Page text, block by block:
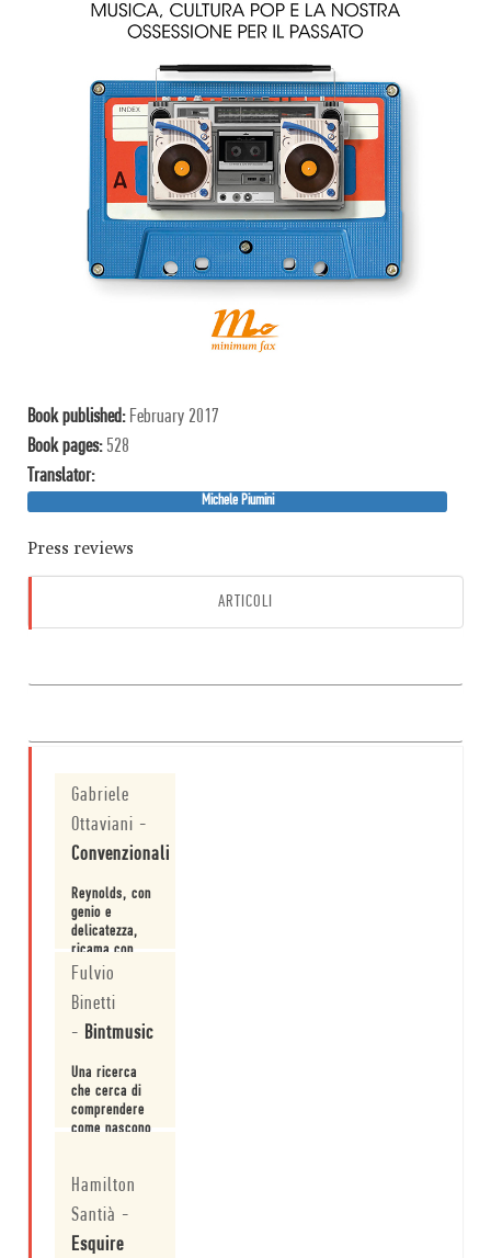
Book published: February 2017
Book pages: 528
Translator:
Michele Piumini
Press reviews
ARTICOLI
Gabriele
Ottaviani -
Convenzionali
Reynolds, con
genio e
delicatezza,
ricama con
colori vividi la
educazione
sentimentale.
Fulvio
Binetti
- Bintmusic
Una ricerca
che cerca di
comprendere
come nascono
generi, stili e
tendenze
musicali, ma
non solo.
Hamilton
Santià -
Esquire